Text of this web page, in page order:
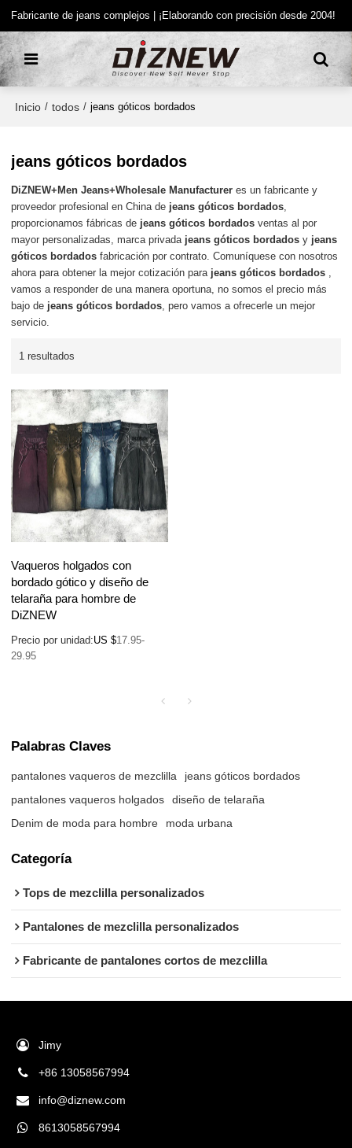
Fabricante de jeans complejos | ¡Elaborando con precisión desde 2004!
Inicio / todos / jeans góticos bordados
jeans góticos bordados
DiZNEW+Men Jeans+Wholesale Manufacturer es un fabricante y
proveedor profesional en China de jeans góticos bordados,
proporcionamos fábricas de jeans góticos bordados ventas al por
mayor personalizadas, marca privada jeans góticos bordados y jeans
góticos bordados fabricación por contrato. Comuníquese con nosotros
ahora para obtener la mejor cotización para jeans góticos bordados ,
vamos a responder de una manera oportuna, no somos el precio más
bajo de jeans góticos bordados, pero vamos a ofrecerle un mejor
servicio.
1 resultados
Vaqueros holgados con
bordado gótico y diseño de
telaraña para hombre de
DiZNEW
Precio por unidad:US $17.95-
29.95
Palabras Claves
pantalones vaqueros de mezclilla
jeans góticos bordados
pantalones vaqueros holgados
diseño de telaraña
Denim de moda para hombre
moda urbana
Categoría
Tops de mezclilla personalizados
Pantalones de mezclilla personalizados
Fabricante de pantalones cortos de mezclilla
Jimy
+86 13058567994
info@diznew.com
8613058567994